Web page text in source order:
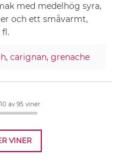
med medelhög syra,
och ett småvarmt,
,carignan,grenache
av 95 viner
VINER